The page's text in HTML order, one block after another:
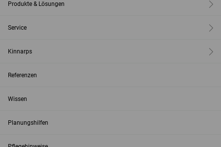
Produkte & Lösungen
Service
Kinnarps
Referenzen
Wissen
Planungshilfen